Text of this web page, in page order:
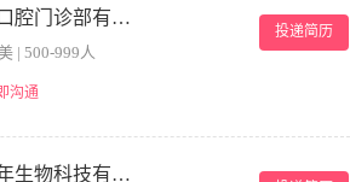
反馈，会数据分析及时调整店铺运营方向和策略，根
放松要求） 2. 熟悉天猫平台规则，熟悉天猫运营的
用直通车、超级推荐。钻展、淘宝客和聚划算等工
略； 工作思路清晰，条理性强，积极主动，实干
广州市德伦口腔门诊部有限公司
| 500-999人
投递简历
沟通
3.策划并组织实施电商平台整体营销推广，提升平
苏州铭妆百年生物科技有限公司